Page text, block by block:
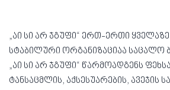
„აი სი არ ჯგუფი“ ერთ-ერთი
სტაბილური ორგანიზაციაა საცალო
„აი სი არ ჯგუფი“ წარმოადგენს
ტანსაცმლის, აქსესუარების, ავეჯის